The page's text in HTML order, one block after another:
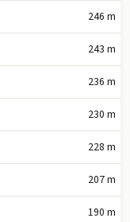
246 m
243 m
236 m
230 m
228 m
207 m
190 m